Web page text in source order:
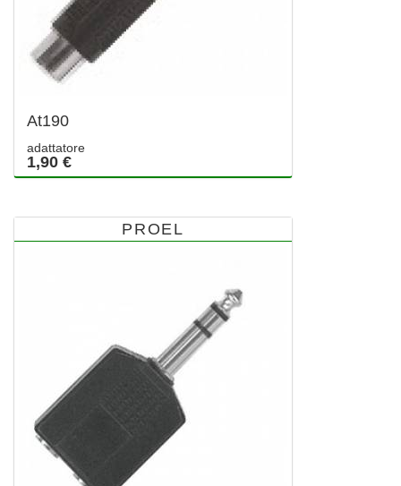
At190
adattatore
1,90 €
PROEL